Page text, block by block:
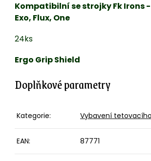
Kompatibilní se strojky Fk Irons -
Exo, Flux, One
24ks
Ergo Grip Shield
Doplňkové parametry
Kategorie: Vybavení
EAN: 87771